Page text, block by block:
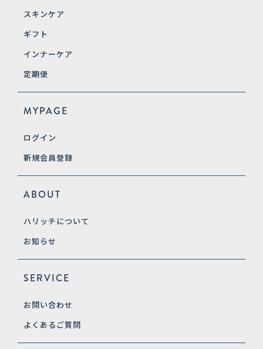
スキンケア
ギフト
インナーケア
定期便
MYPAGE
ログイン
新規会員登録
ABOUT
ハリッチについて
お知らせ
SERVICE
お問い合わせ
よくあるご質問